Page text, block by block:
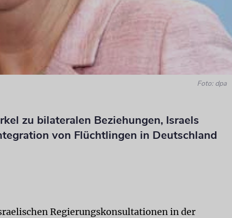
Foto: dpa
zu bilateralen Beziehungen, Israels
von Flüchtlingen in Deutschland
Regierungskonsultationen in der